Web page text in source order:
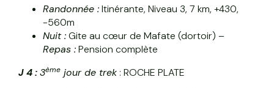
Randonnée :Itinérante, Niveau 3, 7 km, +430,
-560m
Nuit :Gite au cœur de Mafate (dortoir) –
Repas :Pension complète
J 4 :3ème jour de trek : ROCHE PLATE